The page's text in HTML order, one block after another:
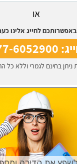
או
באפשרותכם לחייג אלינו
6052900
ניתן בחינם לגמרי וללא כל